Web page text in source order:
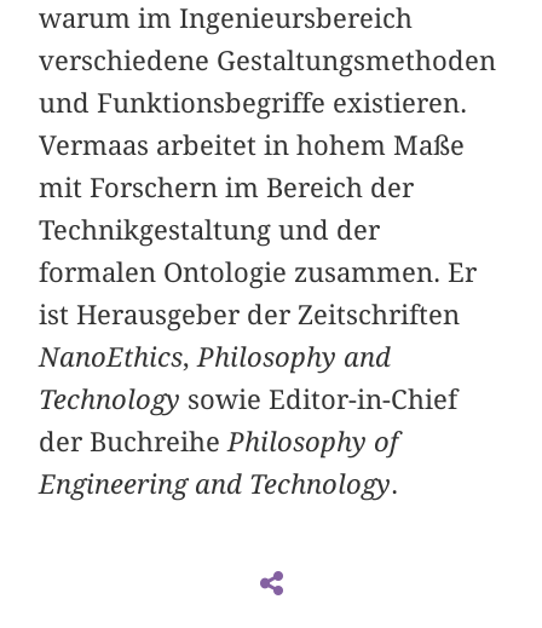
warum im Ingenieursbereich
verschiedene Gestaltungsmethoden
und Funktionsbegriffe existieren.
Vermaas arbeitet in hohem Maße
mit Forschern im Bereich der
Technikgestaltung und der
formalen Ontologie zusammen. Er
ist Herausgeber der Zeitschriften
NanoEthics, Philosophy and
Technology sowie Editor-in-Chief
der Buchreihe Philosophy of
Engineering and Technology.